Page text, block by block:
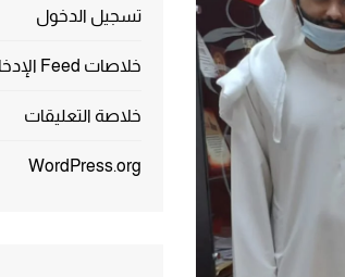
تسجيل الدخول
خلاصات Feed الإدخالات
خلاصة التعليقات
WordPress.org